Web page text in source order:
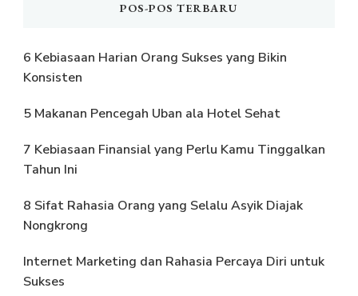
POS-POS TERBARU
6 Kebiasaan Harian Orang Sukses yang Bikin
Konsisten
5 Makanan Pencegah Uban ala Hotel Sehat
7 Kebiasaan Finansial yang Perlu Kamu Tinggalkan
Tahun Ini
8 Sifat Rahasia Orang yang Selalu Asyik Diajak
Nongkrong
Internet Marketing dan Rahasia Percaya Diri untuk
Sukses